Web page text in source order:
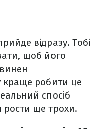
відразу. Тобі
щоб його
краще робити це
спосіб
рости ще трохи.